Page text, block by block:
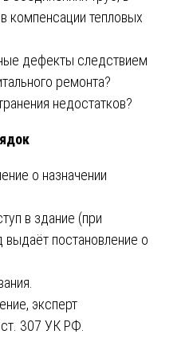
компенсации тепловых
дефекты следствием
ремонта?
недостатков?
о назначении
в здание (при
постановление о
эксперт
307 УК РФ.